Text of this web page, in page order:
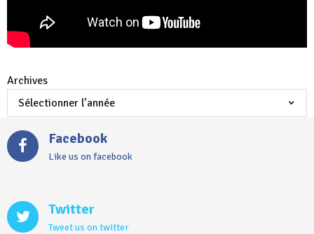
Archives
Facebook
Like us on facebook
Twitter
Tweet us on twitter